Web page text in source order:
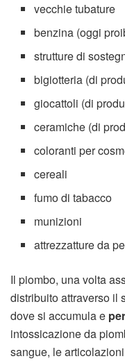
vecchie tubature
benzina (oggi
strutture di
bigiotteria (di
giocattoli (di
ceramiche (di
coloranti per
cereali
fumo di tabacco
munizioni
attrezzatture da
Il piombo, una volta
distribuito attraverso il
dove si accumula e
intossicazione da
sangue, le